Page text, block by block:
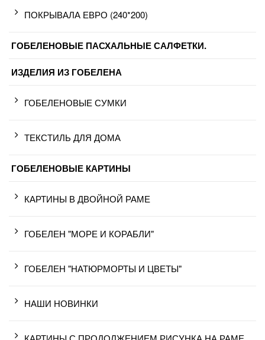
ПОКРЫВАЛА ЕВРО (240*200)
ГОБЕЛЕНОВЫЕ ПАСХАЛЬНЫЕ САЛФЕТКИ.
ИЗДЕЛИЯ ИЗ ГОБЕЛЕНА
ГОБЕЛЕНОВЫЕ СУМКИ
ТЕКСТИЛЬ ДЛЯ ДОМА
ГОБЕЛЕНОВЫЕ КАРТИНЫ
КАРТИНЫ В ДВОЙНОЙ РАМЕ
ГОБЕЛЕН "МОРЕ И КОРАБЛИ"
ГОБЕЛЕН "НАТЮРМОРТЫ И ЦВЕТЫ"
НАШИ НОВИНКИ